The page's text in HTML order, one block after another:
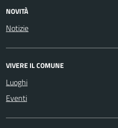
NOVITÀ
Notizie
VIVERE IL COMUNE
Luoghi
Eventi